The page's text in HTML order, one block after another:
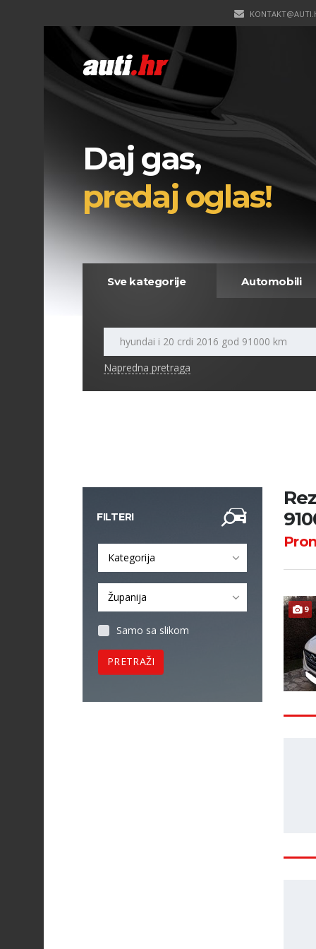
Daj gas,
predaj oglas!
Sve kategorije Automobili
Napredna pretraga
FILTERI
Kategorija
Županija
Samo sa slikom
PRETRAŽI
9